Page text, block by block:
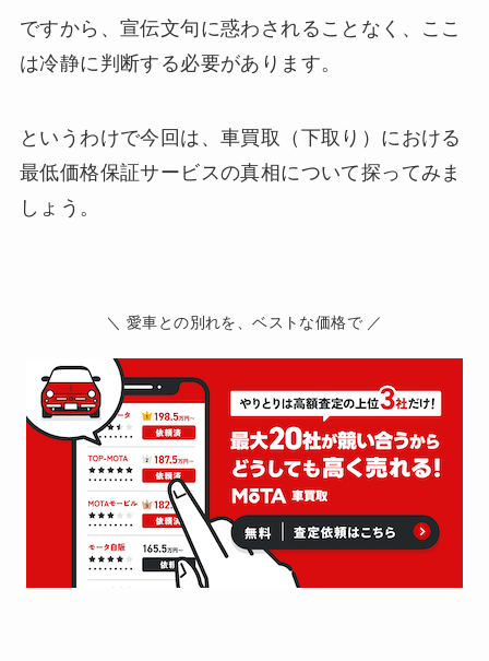
ですから、宣伝文句に惑わされることなく、ここ
は冷静に判断する必要があります。
というわけで今回は、車買取（下取り）における
最低価格保証サービスの真相について探ってみま
しょう。
＼ 愛車との別れを、ベストな価格で ／